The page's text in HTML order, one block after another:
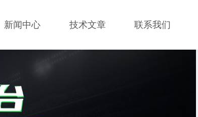
新闻中心 技术文章 联系我们